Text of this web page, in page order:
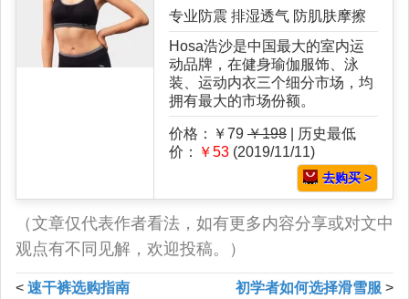
专业防震 排湿透气 防肌肤摩擦
Hosa浩沙是中国最大的室内运
动品牌，在健身瑜伽服饰、泳
装、运动内衣三个细分市场，均
拥有最大的市场份额。
价格：￥79 ￥198 | 历史最低
价：
￥53 (2019/11/11)
去购买 >
（文章仅代表作者看法，如有更多内容分享或对文中
观点有不同见解，欢迎投稿。）
< 速干裤选购指南 初学者如何选择滑雪服 >